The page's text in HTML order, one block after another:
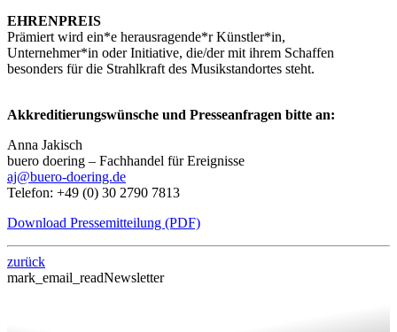
EHRENPREIS
Prämiert wird ein*e herausragende*r Künstler*in,
Unternehmer*in oder Initiative, die/der mit ihrem Schaffen
besonders für die Strahlkraft des Musikstandortes steht.
Akkreditierungswünsche und Presseanfragen bitte an:
Anna Jakisch
buero doering – Fachhandel für Ereignisse
aj@buero-doering.de
Telefon: +49 (0) 30 2790 7813
Download Pressemitteilung (PDF)
zurück
mark_email_readNewsletter